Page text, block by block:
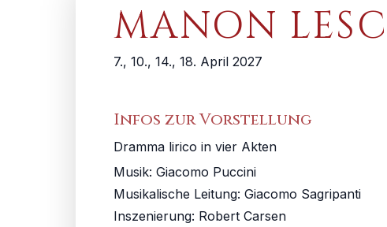
MANON
7., 10., 14., 18. April 2027
Infos zur Vorstellung
Dramma lirico in vier Akten
Musik: Giacomo Puccini
Musikalische Leitung: Giacomo Sagripanti
Inszenierung: Robert Carsen